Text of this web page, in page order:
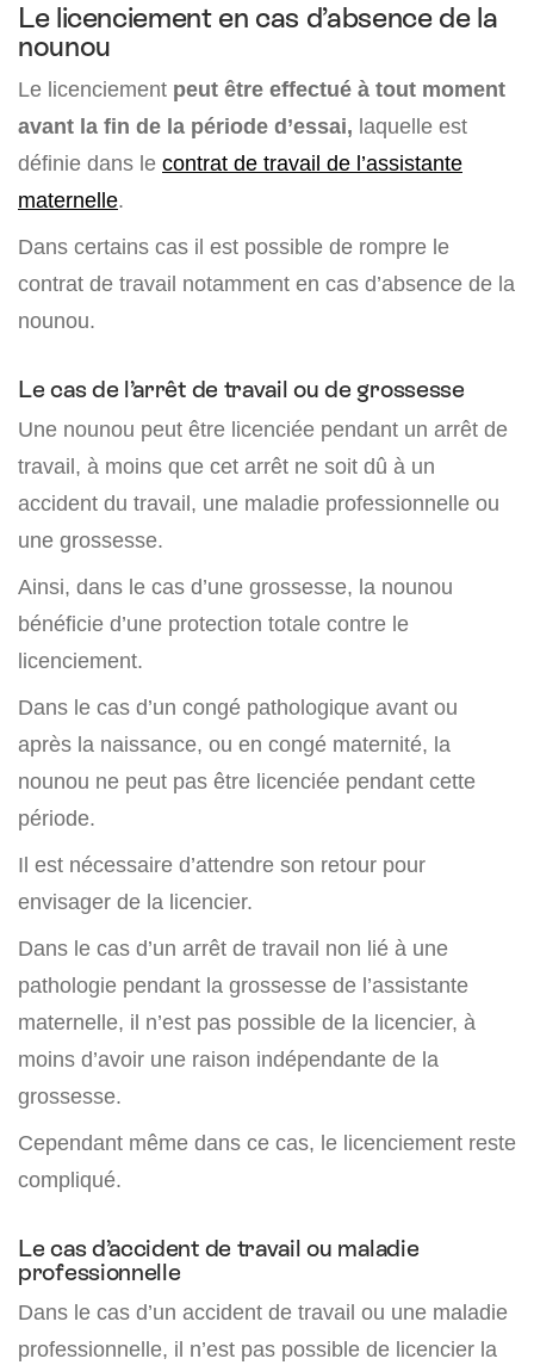
Le licenciement en cas d’absence de la
nounou
Le licenciement peut être effectué à tout moment
avant la fin de la période d’essai, laquelle est
définie dans le contrat de travail de l’assistante
maternelle.
Dans certains cas il est possible de rompre le
contrat de travail notamment en cas d’absence de la
nounou.
Le cas de l’arrêt de travail ou de grossesse
Une nounou peut être licenciée pendant un arrêt de
travail, à moins que cet arrêt ne soit dû à un
accident du travail, une maladie professionnelle ou
une grossesse.
Ainsi, dans le cas d’une grossesse, la nounou
bénéficie d’une protection totale contre le
licenciement.
Dans le cas d’un congé pathologique avant ou
après la naissance, ou en congé maternité, la
nounou ne peut pas être licenciée pendant cette
période.
Il est nécessaire d’attendre son retour pour
envisager de la licencier.
Dans le cas d’un arrêt de travail non lié à une
pathologie pendant la grossesse de l’assistante
maternelle, il n’est pas possible de la licencier, à
moins d’avoir une raison indépendante de la
grossesse.
Cependant même dans ce cas, le licenciement reste
compliqué.
Le cas d’accident de travail ou maladie
professionnelle
Dans le cas d’un accident de travail ou une maladie
professionnelle, il n’est pas possible de licencier la